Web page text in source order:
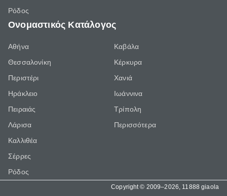
Ρόδος
Ονομαστικός Κατάλογος
Αθήνα
Θεσσαλονίκη
Περιστέρι
Ηράκλειο
Πειραιάς
Λάρισα
Καλλιθέα
Σέρρες
Ρόδος
Καβάλα
Κέρκυρα
Χανιά
Ιωάννινα
Τρίπολη
Περισσότερα
Copyright © 2009–2026, 11888 giaola